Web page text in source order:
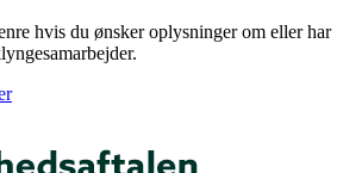
hvis du ønsker oplysninger om eller har